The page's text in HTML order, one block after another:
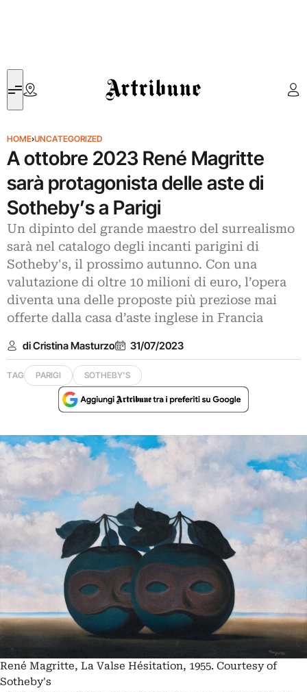
Artribune
HOME›UNCATEGORIZED
A ottobre 2023 René Magritte
sarà protagonista delle aste di
Sotheby’s a Parigi
Un dipinto del grande maestro del surrealismo
sarà nel catalogo degli incanti parigini di
Sotheby's, il prossimo autunno. Con una
valutazione di oltre 10 milioni di euro, l’opera
diventa una delle proposte più preziose mai
offerte dalla casa d’aste inglese in Francia
di Cristina Masturzo 31/07/2023
TAG PARIGI SOTHEBY'S
René Magritte, La Valse Hésitation, 1955. Courtesy of
Sotheby's